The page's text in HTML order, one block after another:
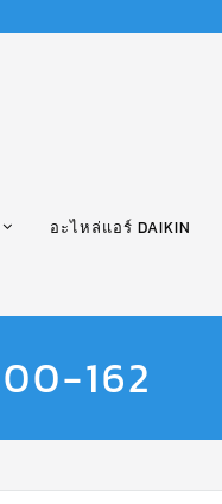
อะไหล่แอร์ DAIKIN
162